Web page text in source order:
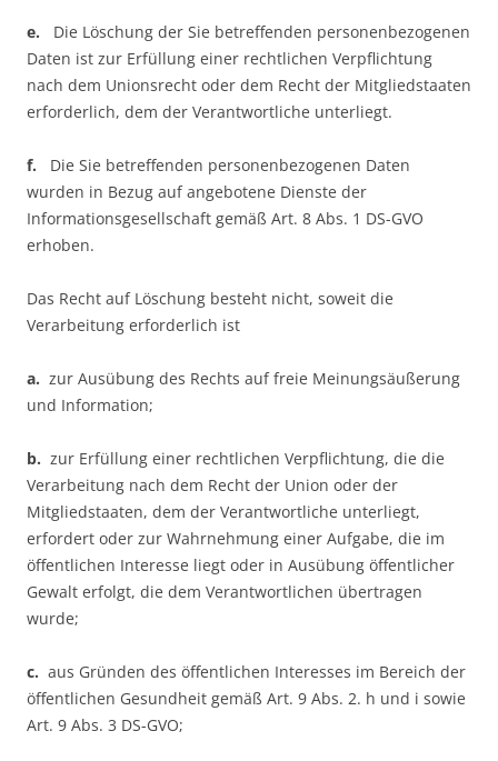
e.
Die Löschung der Sie betreffenden personenbezogenen
Daten ist zur Erfüllung einer rechtlichen Verpflichtung
nach dem Unionsrecht oder dem Recht der Mitgliedstaaten
erforderlich, dem der Verantwortliche unterliegt.
f.
Die Sie betreffenden personenbezogenen Daten
wurden in Bezug auf angebotene Dienste der
Informationsgesellschaft gemäß Art. 8 Abs. 1 DS-GVO
erhoben.
Das Recht auf Löschung besteht nicht, soweit die
Verarbeitung erforderlich ist
a. zur Ausübung des Rechts auf freie Meinungsäußerung
und Information;
b. zur Erfüllung einer rechtlichen Verpflichtung, die die
Verarbeitung nach dem Recht der Union oder der
Mitgliedstaaten, dem der Verantwortliche unterliegt,
erfordert oder zur Wahrnehmung einer Aufgabe, die im
öffentlichen Interesse liegt oder in Ausübung öffentlicher
Gewalt erfolgt, die dem Verantwortlichen übertragen
wurde;
c. aus Gründen des öffentlichen Interesses im Bereich der
öffentlichen Gesundheit gemäß Art. 9 Abs. 2. h und i sowie
Art. 9 Abs. 3 DS-GVO;